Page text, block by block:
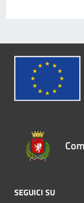
SEGUICI SU